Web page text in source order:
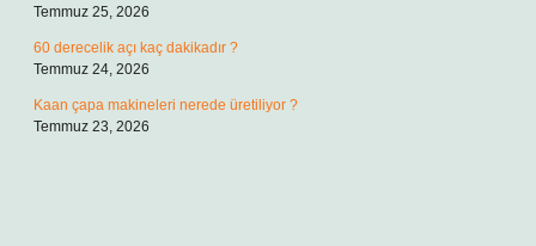
Temmuz 25, 2026
60 derecelik açı kaç dakikadır ?
Temmuz 24, 2026
Kaan çapa makineleri nerede üretiliyor ?
Temmuz 23, 2026